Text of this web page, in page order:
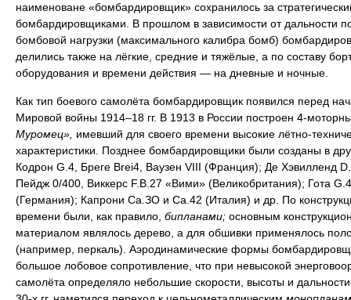
наименоване «бомбардировщик» сохранилось за
бомбардировщиками. В прошлом в зависимости от дальности
бомбовой нагрузки (максимального калибра бомб)
делились также на лёгкие, средние и тяжёлые, а по составу
оборудования и времени действия — на дневные и ночные.
Как тип боевого самолёта бомбардировщик появился перед
Мировой войны 1914–18 гг. В 1913 в России построен 4-
Муромец», имевший для своего времени высокие лётно-
характеристики. Позднее бомбардировщики были созданы в
Кодрон G.4, Бреге Brei4, Ваузен VIII (Франция); Де Хэвилленд
Пейдж 0/400, Виккерс F.B.27 «Вими» (Великобритания); Гота
(Германия); Капрони Са.ЗО и Са.42 (Италия) и др. По
времени были, как правило, бипланами; основным
материалом являлось дерево, а для обшивки применялось
(например, перкаль). Аэродинамические формы
большое лобовое сопротивление, что при невысокой
самолёта определяло небольшие скорости, высоты и